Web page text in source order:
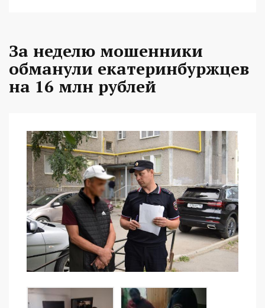
За неделю мошенники
обманули екатеринбуржцев
на 16 млн рублей